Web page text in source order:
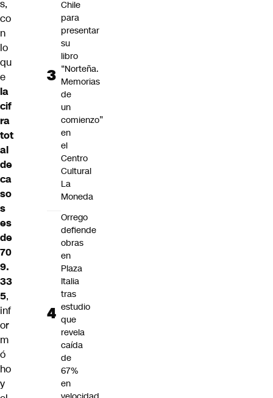
s,
co
n
lo
qu
e
la
cif
ra
tot
al
de
ca
so
s
es
de
70
9.
33
5,
inf
or
m
ó
ho
y
Chile
para
presentar
su
libro
“Norteña.
Memorias
de
un
comienzo”
en
el
Centro
Cultural
La
Moneda
Orrego
defiende
obras
en
Plaza
Italia
tras
estudio
que
revela
caída
de
67%
en